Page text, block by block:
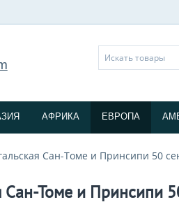
АФРИКА ЕВРОПА
Сан-Томе и Принсипи 50
Сан-Томе и Принсипи